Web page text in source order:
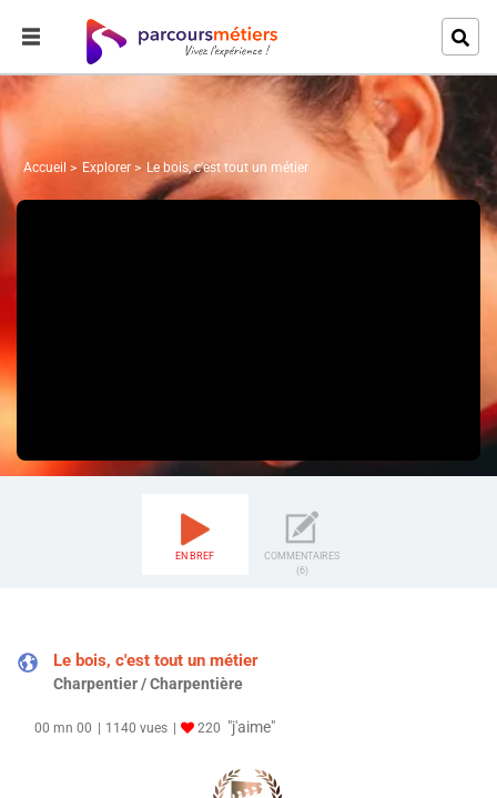
Accueil Explorer Le bois, c'est tout un métier
EN BREF
COMMENTAIRES
(6)
Le bois, c'est tout un métier
Charpentier / Charpentière
00 mn 00 1140 vues 220 "j'aime"